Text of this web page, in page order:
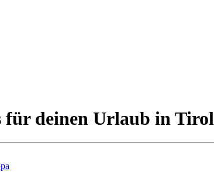
für deinen Urlaub in Tirol